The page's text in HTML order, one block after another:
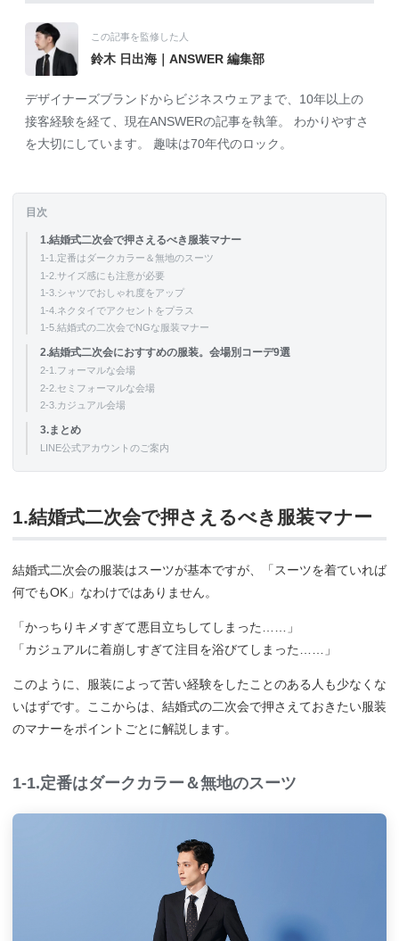
この記事を監修した人
鈴木 日出海｜ANSWER 編集部
デザイナーズブランドからビジネスウェアまで、10年以上の
接客経験を経て、現在ANSWERの記事を執筆。 わかりやすさ
を大切にしています。 趣味は70年代のロック。
目次
1.結婚式二次会で押さえるべき服装マナー
1-1.定番はダークカラー＆無地のスーツ
1-2.サイズ感にも注意が必要
1-3.シャツでおしゃれ度をアップ
1-4.ネクタイでアクセントをプラス
1-5.結婚式の二次会でNGな服装マナー
2.結婚式二次会におすすめの服装。会場別コーデ9選
2-1.フォーマルな会場
2-2.セミフォーマルな会場
2-3.カジュアル会場
3.まとめ
LINE公式アカウントのご案内
1.結婚式二次会で押さえるべき服装マナー
結婚式二次会の服装はスーツが基本ですが、「スーツを着ていれば
何でもOK」なわけではありません。
「かっちりキメすぎて悪目立ちしてしまった……」
「カジュアルに着崩しすぎて注目を浴びてしまった……」
このように、服装によって苦い経験をしたことのある人も少なくな
いはずです。ここからは、結婚式の二次会で押さえておきたい服装
のマナーをポイントごとに解説します。
1-1.定番はダークカラー＆無地のスーツ